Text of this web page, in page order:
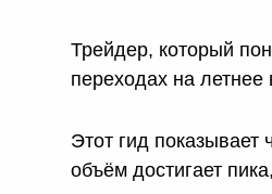
Трейдер, который
переходах на летнее
Этот гид
объём достигает